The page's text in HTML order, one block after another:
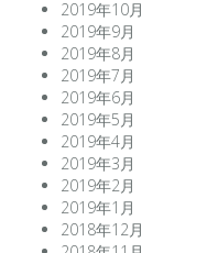
2019年10月
2019年9月
2019年8月
2019年7月
2019年6月
2019年5月
2019年4月
2019年3月
2019年2月
2019年1月
2018年12月